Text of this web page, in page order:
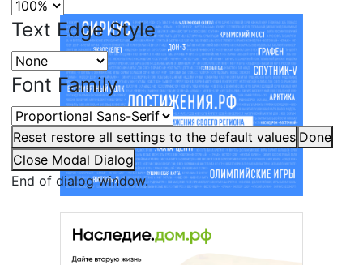
Text Edge Style
Font Family
Reset restore all settings to the default values Done
Close Modal Dialog
End of dialog window.